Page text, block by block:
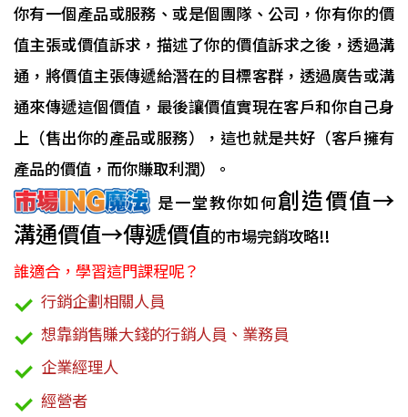
你有一個產品或服務、或是個團隊、公司，你有你的價
值主張或價值訴求，描述了你的價值訴求之後，透過溝
通，將價值主張傳遞給潛在的目標客群，透過廣告或溝
通來傳遞這個價值，最後讓價值實現在客戶和你自己身
上（售出你的產品或服務），這也就是共好（客戶擁有
產品的價值，而你賺取利潤）。
是一堂教你如何創造價值→
溝通價值→傳遞價值的市場完銷攻略!!
誰適合，學習這門課程呢？
行銷企劃相關人員
想靠銷售賺大錢的行銷人員、業務員
企業經理人
經營者